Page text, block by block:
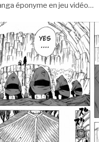
éponyme en jeu vidéo…